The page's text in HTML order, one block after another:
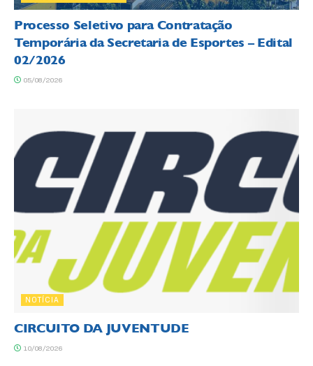
Processo Seletivo para Contratação
Temporária da Secretaria de Esportes – Edital
02/2026
05/08/2026
NOTÍCIA
CIRCUITO DA JUVENTUDE
10/08/2026